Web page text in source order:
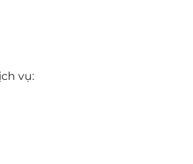
vụ: